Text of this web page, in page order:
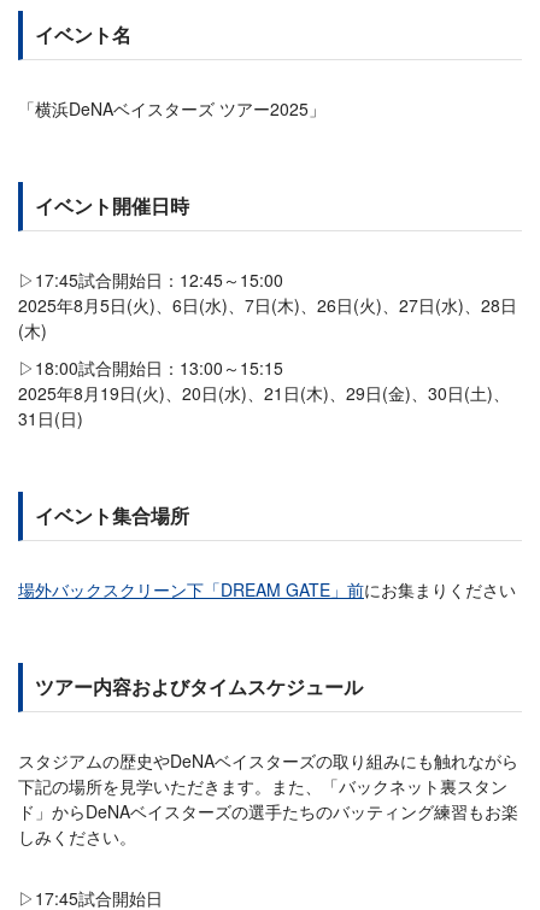
イベント名
「横浜DeNAベイスターズ ツアー2025」
イベント開催日時
▷17:45試合開始日：12:45～15:00
2025年8月5日(火)、6日(水)、7日(木)、26日(火)、27日(水)、28日
(木)
▷18:00試合開始日：13:00～15:15
2025年8月19日(火)、20日(水)、21日(木)、29日(金)、30日(土)、
31日(日)
イベント集合場所
場外バックスクリーン下「DREAM GATE」前にお集まりください
ツアー内容およびタイムスケジュール
スタジアムの歴史やDeNAベイスターズの取り組みにも触れながら
下記の場所を見学いただきます。また、「バックネット裏スタン
ド」からDeNAベイスターズの選手たちのバッティング練習もお楽
しみください。
▷17:45試合開始日